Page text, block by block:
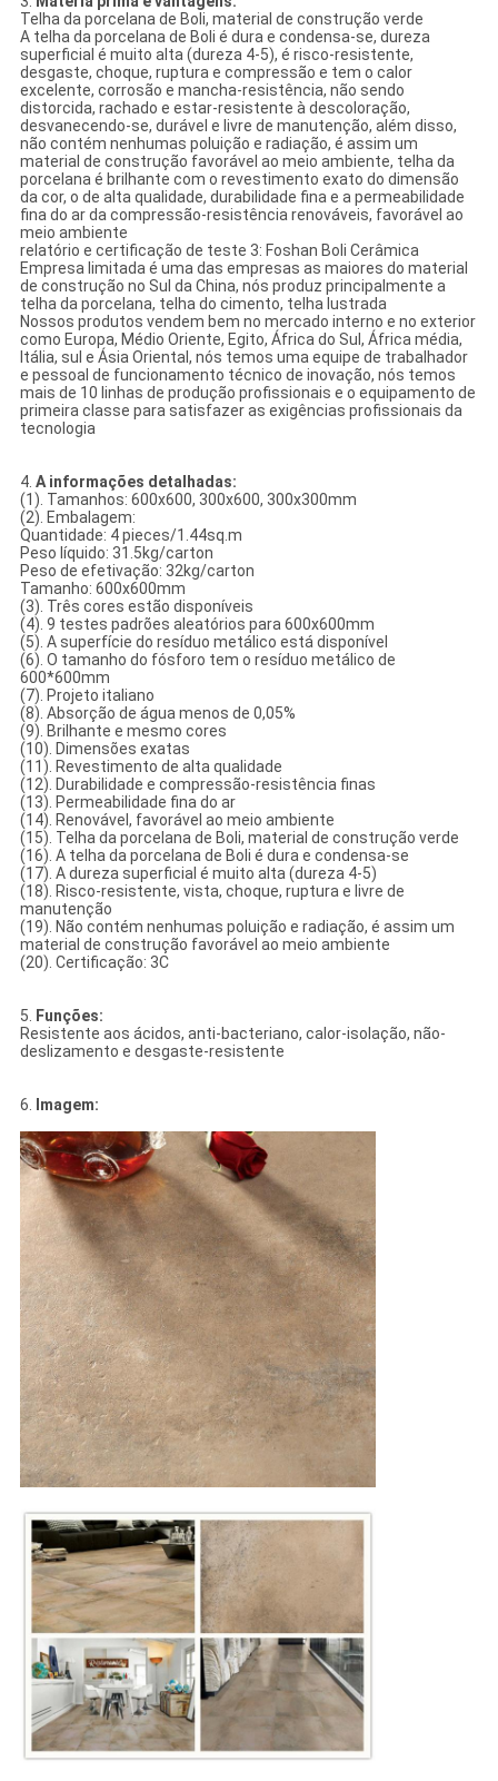
Telha da porcelana de Boli, material de construção verde
A telha da porcelana de Boli é dura e condensa-se, dureza
superficial é muito alta (dureza 4-5), é risco-resistente,
desgaste, choque, ruptura e compressão e tem o calor
excelente, corrosão e mancha-resistência, não sendo
distorcida, rachado e estar-resistente à descoloração,
desvanecendo-se, durável e livre de manutenção, além disso,
não contém nenhumas poluição e radiação, é assim um
material de construção favorável ao meio ambiente, telha da
porcelana é brilhante com o revestimento exato do dimensão
da cor, o de alta qualidade, durabilidade fina e a permeabilidade
fina do ar da compressão-resistência renováveis, favorável ao
meio ambiente
relatório e certificação de teste 3: Foshan Boli Cerâmica
Empresa limitada é uma das empresas as maiores do material
de construção no Sul da China, nós produz principalmente a
telha da porcelana, telha do cimento, telha lustrada
Nossos produtos vendem bem no mercado interno e no exterior
como Europa, Médio Oriente, Egito, África do Sul, África média,
Itália, sul e Ásia Oriental, nós temos uma equipe de trabalhador
e pessoal de funcionamento técnico de inovação, nós temos
mais de 10 linhas de produção profissionais e o equipamento de
primeira classe para satisfazer as exigências profissionais da
tecnologia
4. A informações detalhadas:
(1). Tamanhos: 600x600, 300x600, 300x300mm
(2). Embalagem:
Quantidade: 4 pieces/1.44sq.m
Peso líquido: 31.5kg/carton
Peso de efetivação: 32kg/carton
Tamanho: 600x600mm
(3). Três cores estão disponíveis
(4). 9 testes padrões aleatórios para 600x600mm
(5). A superfície do resíduo metálico está disponível
(6). O tamanho do fósforo tem o resíduo metálico de
600*600mm
(7). Projeto italiano
(8). Absorção de água menos de 0,05%
(9). Brilhante e mesmo cores
(10). Dimensões exatas
(11). Revestimento de alta qualidade
(12). Durabilidade e compressão-resistência finas
(13). Permeabilidade fina do ar
(14). Renovável, favorável ao meio ambiente
(15). Telha da porcelana de Boli, material de construção verde
(16). A telha da porcelana de Boli é dura e condensa-se
(17). A dureza superficial é muito alta (dureza 4-5)
(18). Risco-resistente, vista, choque, ruptura e livre de
manutenção
(19). Não contém nenhumas poluição e radiação, é assim um
material de construção favorável ao meio ambiente
(20). Certificação: 3C
5. Funções:
Resistente aos ácidos, anti-bacteriano, calor-isolação, não-
deslizamento e desgaste-resistente
6. Imagem: